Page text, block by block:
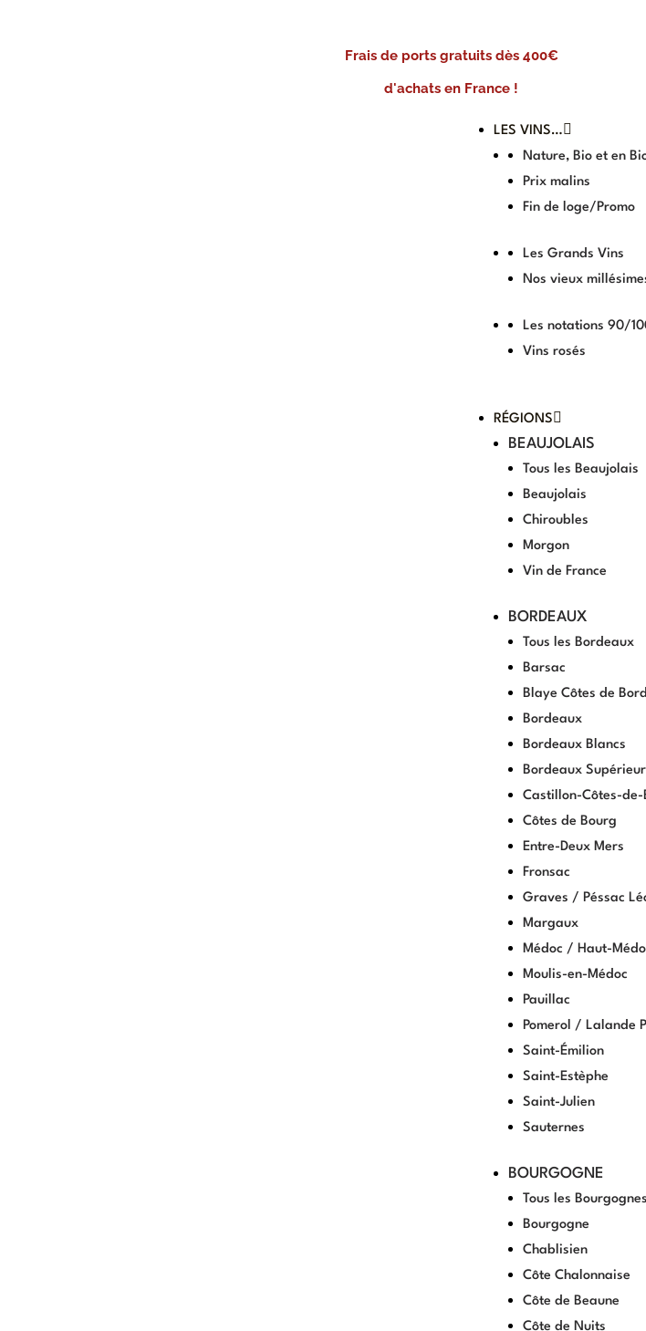
Frais de ports gratuits dès 400€
d'achats en France !
LES VINS…
Nature, Bio et en
Prix malins
Fin de loge/Promo
Les Grands Vins
Nos vieux
Les notations 90/
Vins rosés
RÉGIONS
BEAUJOLAIS
Tous les Beaujolais
Beaujolais
Chiroubles
Morgon
Vin de France
BORDEAUX
Tous les Bordeaux
Barsac
Blaye Côtes de
Bordeaux
Bordeaux Blancs
Bordeaux Supérieur
Castillon-Côtes-de-
Côtes de Bourg
Entre-Deux Mers
Fronsac
Graves / Péssac
Margaux
Médoc / Haut-
Moulis-en-Médoc
Pauillac
Pomerol / Lalande
Saint-Émilion
Saint-Estèphe
Saint-Julien
Sauternes
BOURGOGNE
Tous les Bourgognes
Bourgogne
Chablisien
Côte Chalonnaise
Côte de Beaune
Côte de Nuits